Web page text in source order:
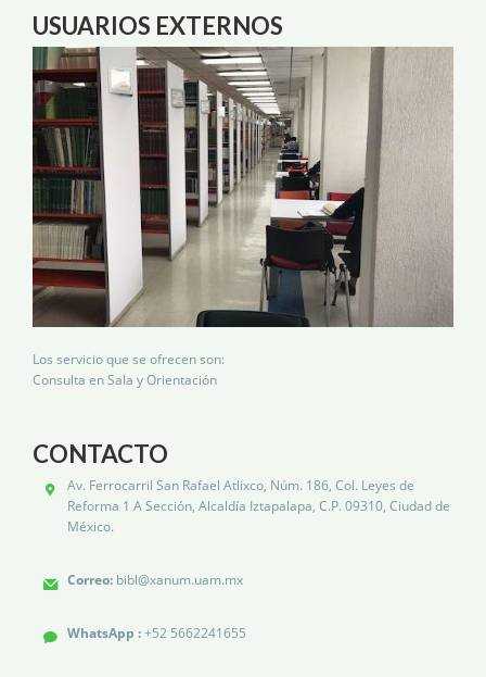
USUARIOS EXTERNOS
Los servicio que se ofrecen son:
Consulta en Sala y Orientación
CONTACTO
Av. Ferrocarril San Rafael Atlixco, Núm. 186, Col. Leyes de
Reforma 1 A Sección, Alcaldía Iztapalapa, C.P. 09310, Ciudad de
México.
Correo: bibl@xanum.uam.mx
WhatsApp :+52 5662241655